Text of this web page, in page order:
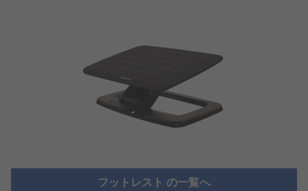
フットレスト の一覧へ